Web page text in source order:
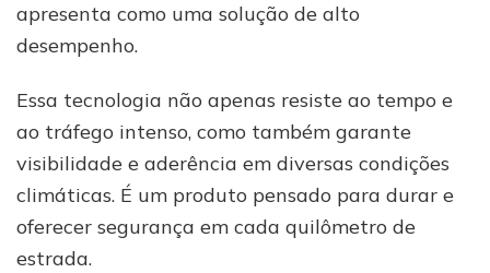
apresenta como uma solução de alto
desempenho.
Essa tecnologia não apenas resiste ao tempo e
ao tráfego intenso, como também garante
visibilidade e aderência em diversas condições
climáticas. É um produto pensado para durar e
oferecer segurança em cada quilômetro de
estrada.